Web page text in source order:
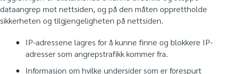
dataangrep mot nettsiden, og på den måten opprettholde
sikkerheten og tilgjengeligheten på nettsiden.
IP-adressene lagres for å kunne finne og blokkere IP-
adresser som angrepstrafikk kommer fra.
Informasjon om hvilke undersider som er forespurt